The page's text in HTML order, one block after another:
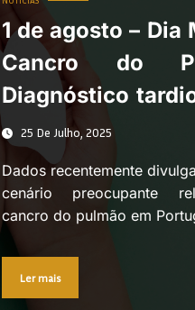
1 de agosto – Dia
Cancro do
Diagnóstico
rastreio
mortalidade por
pulmão
25 De Julho, 2025
Dados recentemente
cenário preocupante
cancro do pulmão em
Ler mais